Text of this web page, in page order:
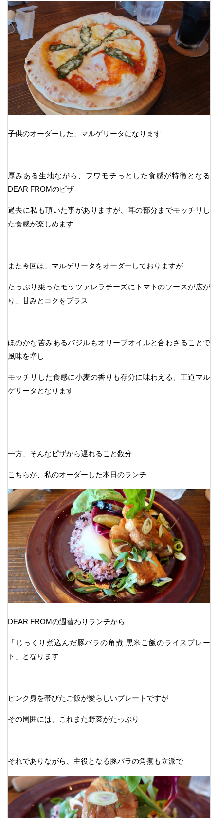
子供のオーダーした、マルゲリータになります
厚みある生地ながら、フワモチっとした食感が特徴となる
DEAR FROMのピザ
過去に私も頂いた事がありますが、耳の部分までモッチリし
た食感が楽しめます
また今回は、マルゲリータをオーダーしておりますが
たっぷり乗ったモッツァレラチーズにトマトのソースが広が
り、甘みとコクをプラス
ほのかな苦みあるバジルもオリーブオイルと合わさることで
風味を増し
モッチリした食感に小麦の香りも存分に味わえる、王道マル
ゲリータとなります
一方、そんなピザから遅れること数分
こちらが、私のオーダーした本日のランチ
DEAR FROMの週替わりランチから
「じっくり煮込んだ豚バラの角煮 黒米ご飯のライスプレー
ト」となります
ピンク身を帯びたご飯が愛らしいプレートですが
その周囲には、これまた野菜がたっぷり
それでありながら、主役となる豚バラの角煮も立派で